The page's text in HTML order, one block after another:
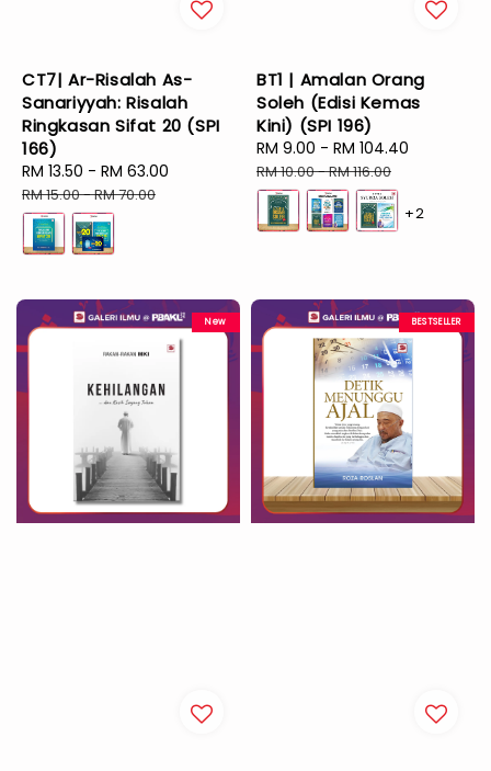
CT7| Ar-Risalah As-
Sanariyyah: Risalah
Ringkasan Sifat 20 (SPI
166)
Sale
price
RM 13.50 - RM 63.00
RM 15.00-RM 70.00
BT1 | Amalan Orang
Soleh (Edisi Kemas
Kini) (SPI 196)
Sale
price
RM 9.00 - RM 104.40
RM 10.00-RM 116.00
+2
New BESTSELLER